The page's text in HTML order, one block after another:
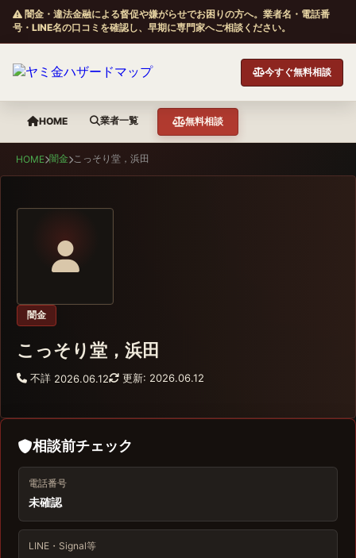
闇金・違法金融による督促や嫌がらせでお困りの方へ。業者名・電話番
号・LINE名の口コミを確認し、早期に専門家へご相談ください。
今すぐ無料相談
HOME 業者一覧 無料相談
HOME 闇金 こっそり堂，浜田
闇金
こっそり堂，浜田
不詳 2026.06.12 更新: 2026.06.12
相談前チェック
電話番号
未確認
LINE・Signal等